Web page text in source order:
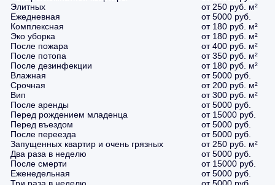
Элитных
от 250 руб. м²
Ежедневная
от 5000 руб.
Комплексная
от 180 руб. м²
Эко уборка
от 180 руб. м²
После пожара
от 400 руб. м²
После потопа
от 350 руб. м²
После дезинфекции
от 180 руб. м²
Влажная
от 5000 руб.
Срочная
от 200 руб. м²
Вип
от 300 руб. м²
После аренды
от 5000 руб.
Перед рождением младенца
от 15000 руб.
Перед въездом
от 5000 руб.
После переезда
от 5000 руб.
Запущенных квартир и очень грязных
от 250 руб. м²
Два раза в неделю
от 5000 руб.
После смерти
от 15000 руб.
Еженедельная
от 5000 руб.